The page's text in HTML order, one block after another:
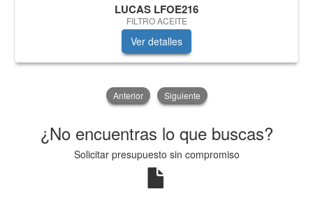
LUCAS LFOE216
FILTRO ACEITE
Ver detalles
Anterior Siguiente
¿No encuentras lo que buscas?
Solicitar presupuesto sin compromiso